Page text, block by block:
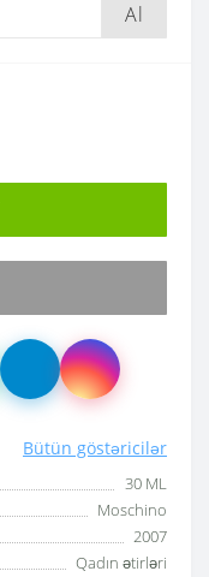
Al
Bütün göstəricilər
30 ML
Moschino
2007
Qadın ətirləri